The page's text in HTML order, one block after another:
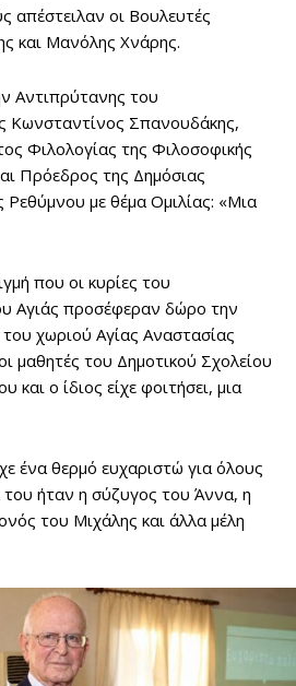
απέστειλαν οι Βουλευτές
και Μανόλης Χνάρης.
Αντιπρύτανης του
Κωνσταντίνος Σπανουδάκης,
Φιλολογίας της Φιλοσοφικής
Πρόεδρος της Δημόσιας
Ρεθύμνου με θέμα Ομιλίας: «Μια
που οι κυρίες του
Αγιάς προσέφεραν δώρο την
χωριού Αγίας Αναστασίας
μαθητές του Δημοτικού Σχολείου
και ο ίδιος είχε φοιτήσει, μια
ένα θερμό ευχαριστώ για όλους
ήταν η σύζυγος του Άννα, η
του Μιχάλης και άλλα μέλη